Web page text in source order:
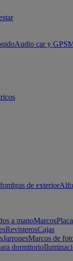
Audio car y GPS
de exterior
a manoMarcos
RevisterosCajas
JarronesMarcos de
dormitorio